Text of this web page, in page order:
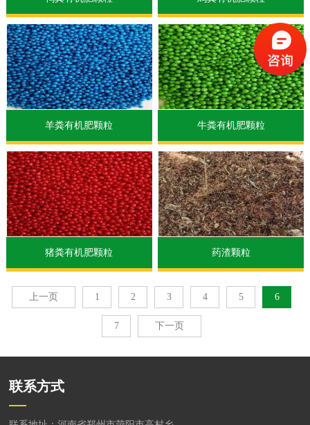
羊粪有机肥颗粒 牛粪有机肥颗粒
猪粪有机肥颗粒 药渣颗粒
上一页 1 2 3 4 5 6
7 下一页
联系方式